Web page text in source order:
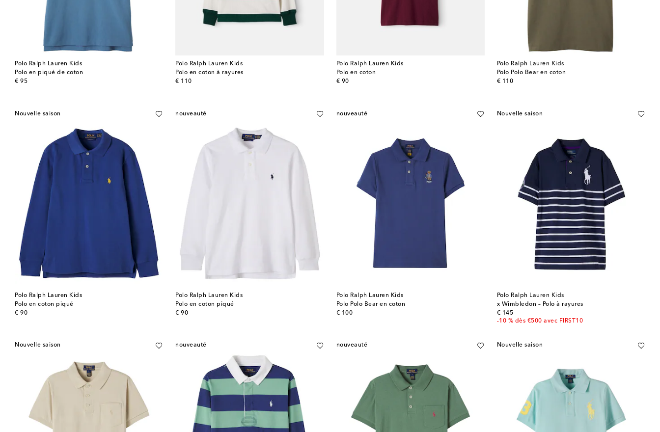
Polo Ralph Lauren Kids
Polo en piqué de coton
€ 95
original price
Polo Ralph Lauren Kids
Polo en coton à rayures
€ 110
original price
Polo Ralph Lauren Kids
Polo en coton
€ 90
original price
Polo Ralph Lauren Kids
Polo Polo Bear en coton
€ 110
original price
Nouvelle saison
Polo Ralph Lauren Kids
Polo en coton piqué
€ 90
original price
nouveauté
Polo Ralph Lauren Kids
Polo en coton piqué
€ 90
original price
nouveauté
Polo Ralph Lauren Kids
Polo Polo Bear en coton
€ 100
original price
Nouvelle saison
Polo Ralph Lauren Kids
x Wimbledon – Polo à rayures
€ 145
original price
-10 % dès €500 avec FIRST10
Nouvelle saison nouveauté nouveauté Nouvelle saison